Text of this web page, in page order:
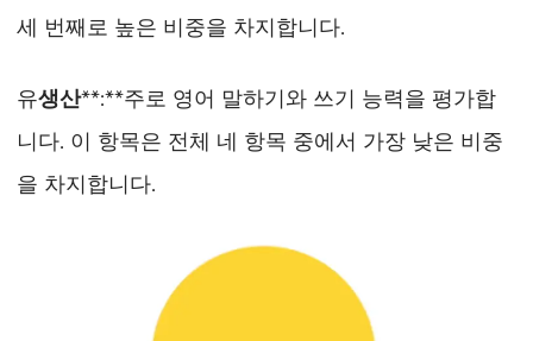
세 번째로 높은 비중을 차지합니다.
유생산**:**주로 영어 말하기와 쓰기 능력을 평가합
니다. 이 항목은 전체 네 항목 중에서 가장 낮은 비중
을 차지합니다.